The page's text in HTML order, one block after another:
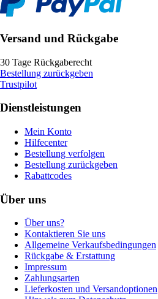
Versand und Rückgabe
30 Tage Rückgaberecht
Bestellung zurückgeben
Trustpilot
Dienstleistungen
Mein Konto
Hilfecenter
Bestellung verfolgen
Bestellung zurückgeben
Rabattcodes
Über uns
Über uns?
Kontaktieren Sie uns
Allgemeine Verkaufsbedingungen
Rückgabe & Erstattung
Impressum
Zahlungsarten
Lieferkosten und Versandoptionen